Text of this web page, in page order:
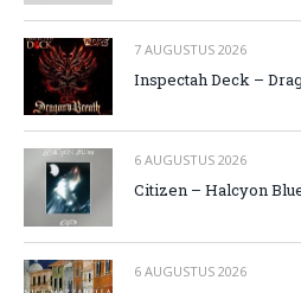
7 AUGUSTUS 2026
Inspectah Deck –
6 AUGUSTUS 2026
Citizen – Halcyon
6 AUGUSTUS 2026